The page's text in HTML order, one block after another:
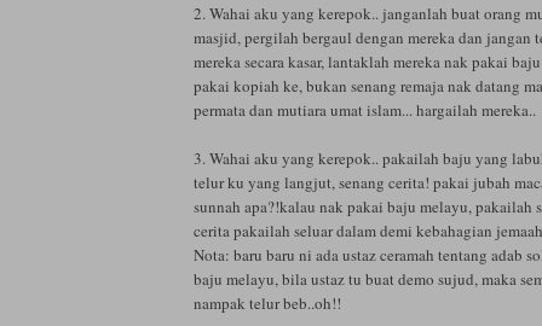
2. Wahai aku yang kerepok.. janganlah buat orang
masjid, pergilah bergaul dengan mereka dan jangan
mereka secara kasar, lantaklah mereka nak pakai
pakai kopiah ke, bukan senang remaja nak datang
permata dan mutiara umat islam... hargailah mereka..
3. Wahai aku yang kerepok.. pakailah baju yang
telur ku yang langjut, senang cerita! pakai jubah
sunnah apa?!kalau nak pakai baju melayu, pakailah
cerita pakailah seluar dalam demi kebahagian
Nota: baru baru ni ada ustaz ceramah tentang adab
baju melayu, bila ustaz tu buat demo sujud, maka
nampak telur beb..oh!!